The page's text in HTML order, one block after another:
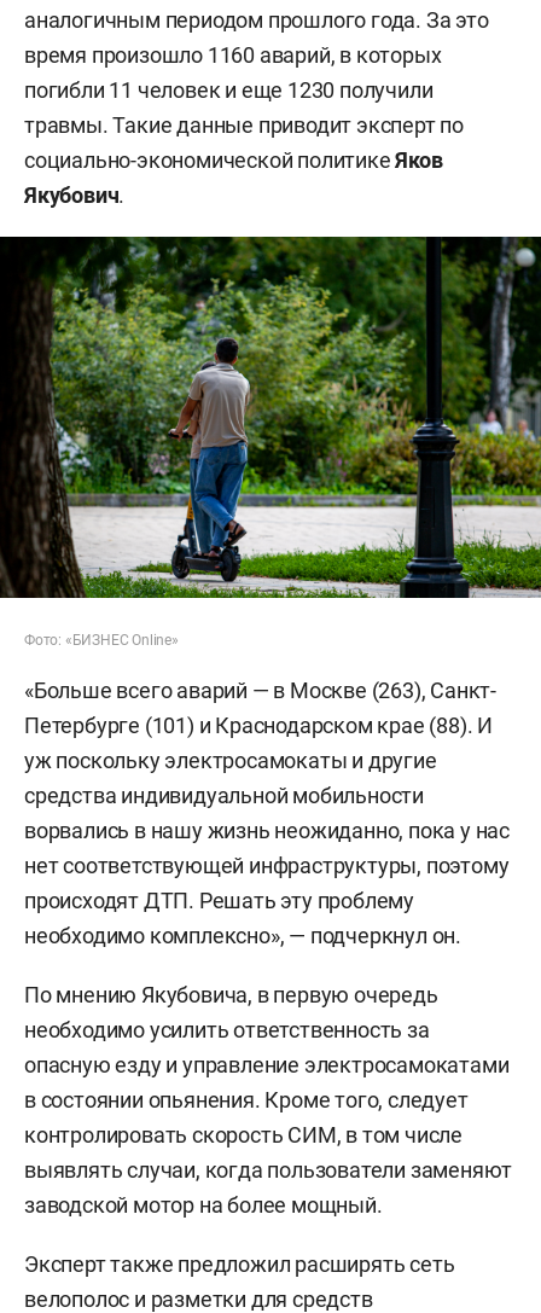
аналогичным периодом прошлого года. За это
время произошло 1160 аварий, в которых
погибли 11 человек и еще 1230 получили
травмы. Такие данные приводит эксперт по
социально-экономической политикеЯков
Якубович.
Фото: «БИЗНЕС Online»
«Больше всего аварий — в Москве (263), Санкт-
Петербурге (101) и Краснодарском крае (88). И
уж поскольку электросамокаты и другие
средства индивидуальной мобильности
ворвались в нашу жизнь неожиданно, пока у нас
нет соответствующей инфраструктуры, поэтому
происходят ДТП. Решать эту проблему
необходимо комплексно», — подчеркнул он.
По мнению Якубовича, в первую очередь
необходимо усилить ответственность за
опасную езду и управление электросамокатами
в состоянии опьянения. Кроме того, следует
контролировать скорость СИМ, в том числе
выявлять случаи, когда пользователи заменяют
заводской мотор на более мощный.
Эксперт также предложил расширять сеть
велополос и разметки для средств